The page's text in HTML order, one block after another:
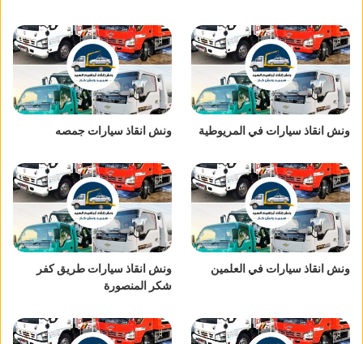
ونش انقاذ سيارات في المريوطية ونش انقاذ سيارات جمصه
ونش انقاذ سيارات في العلمين
ونش انقاذ سيارات طريق كفر
شكر المنصورة